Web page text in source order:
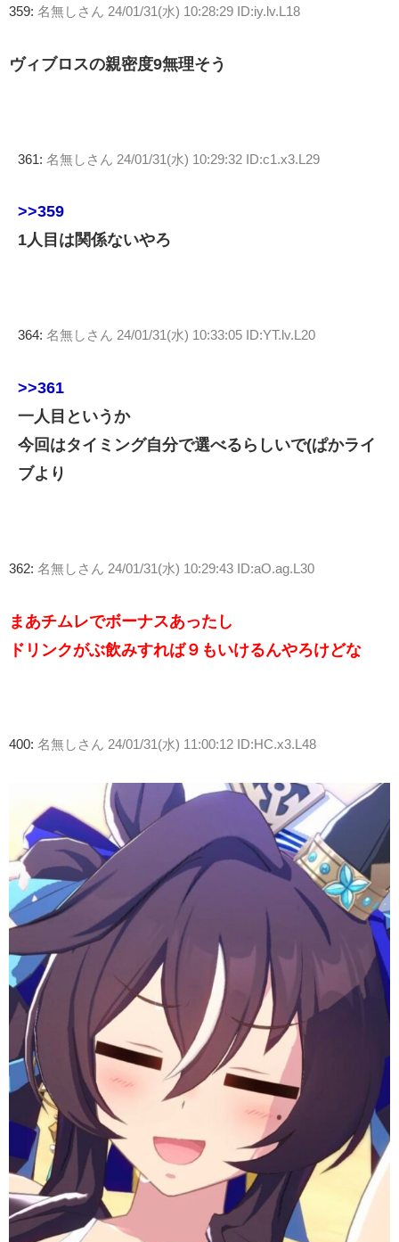
359: 名無しさん 24/01/31(水) 10:28:29 ID:iy.lv.L18
ヴィブロスの親密度9無理そう
361: 名無しさん 24/01/31(水) 10:29:32 ID:c1.x3.L29
>>359
1人目は関係ないやろ
364: 名無しさん 24/01/31(水) 10:33:05 ID:YT.lv.L20
>>361
一人目というか
今回はタイミング自分で選べるらしいで(ぱかライ
ブより
362: 名無しさん 24/01/31(水) 10:29:43 ID:aO.ag.L30
まあチムレでボーナスあったし
ドリンクがぶ飲みすれば９もいけるんやろけどな
400: 名無しさん 24/01/31(水) 11:00:12 ID:HC.x3.L48